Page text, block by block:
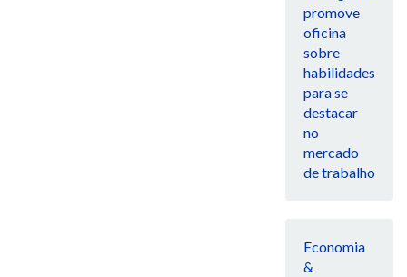
promove
oficina
sobre
habilidades
para se
destacar
no
mercado
de trabalho
Economia
&